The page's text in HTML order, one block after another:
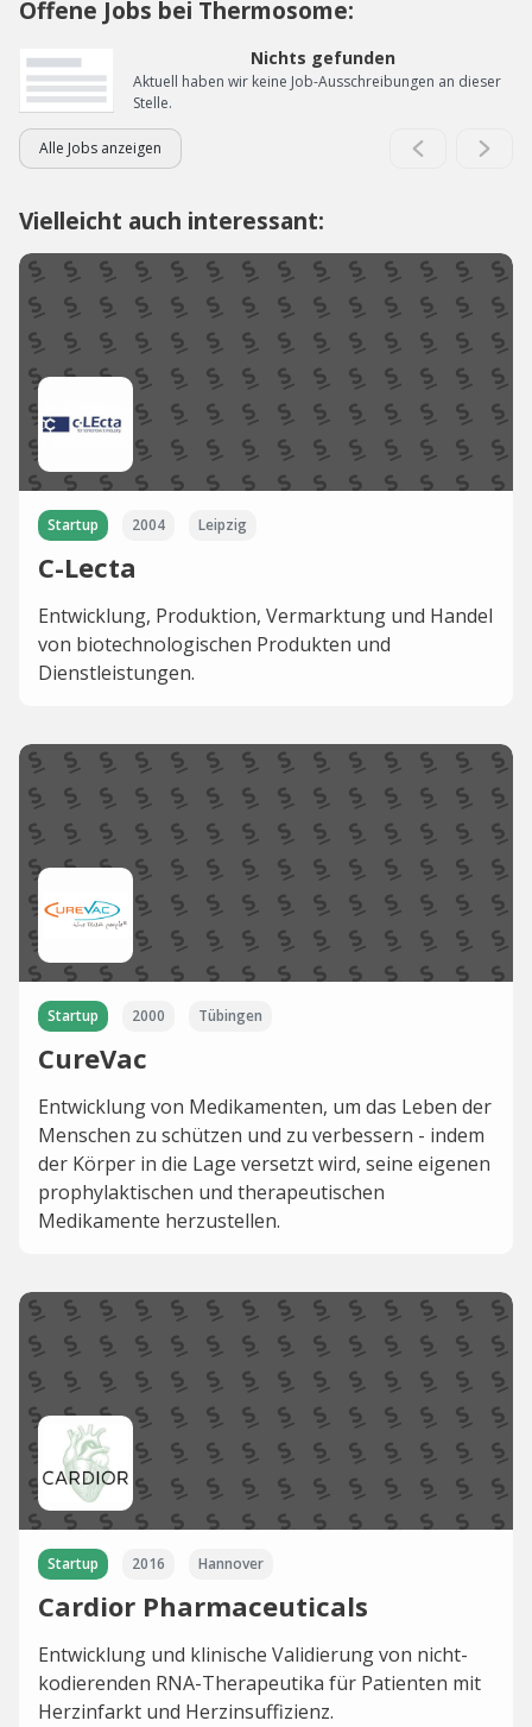
Offene Jobs bei Thermosome:
Nichts gefunden
Aktuell haben wir keine Job-Ausschreibungen an dieser
Stelle.
Alle Jobs anzeigen
Vielleicht auch interessant:
Startup 2004 Leipzig
C-Lecta
Entwicklung, Produktion, Vermarktung und Handel
von biotechnologischen Produkten und
Dienstleistungen.
Startup 2000 Tübingen
CureVac
Entwicklung von Medikamenten, um das Leben der
Menschen zu schützen und zu verbessern - indem
der Körper in die Lage versetzt wird, seine eigenen
prophylaktischen und therapeutischen
Medikamente herzustellen.
Startup 2016 Hannover
Cardior Pharmaceuticals
Entwicklung und klinische Validierung von nicht-
kodierenden RNA-Therapeutika für Patienten mit
Herzinfarkt und Herzinsuffizienz.